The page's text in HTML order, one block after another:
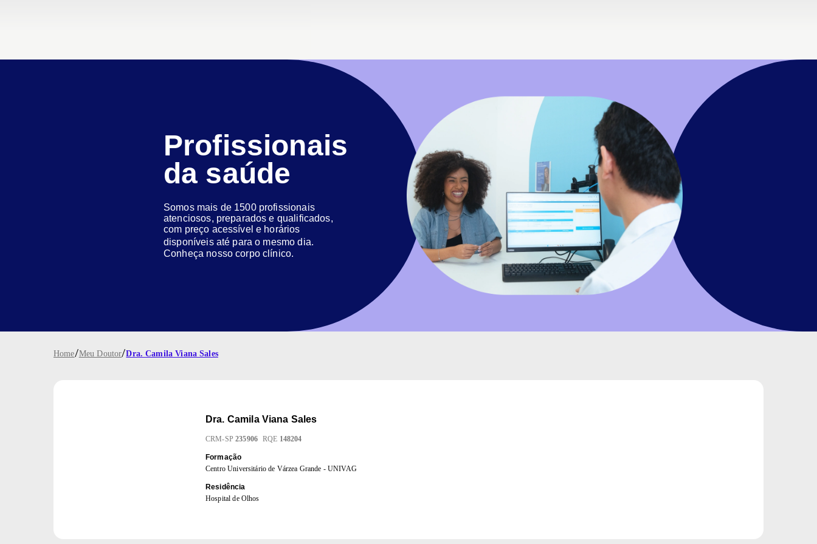
Profissionais
da saúde
Somos mais de 1500 profissionais
atenciosos, preparados e qualificados,
com preço acessível e horários
disponíveis até para o mesmo dia.
Conheça nosso corpo clínico.
Home/Meu Doutor/Dra. Camila Viana Sales
Dra. Camila Viana Sales
CRM-SP 235906 RQE 148204
Formação
Centro Universitário de Várzea Grande - UNIVAG
Residência
Hospital de Olhos